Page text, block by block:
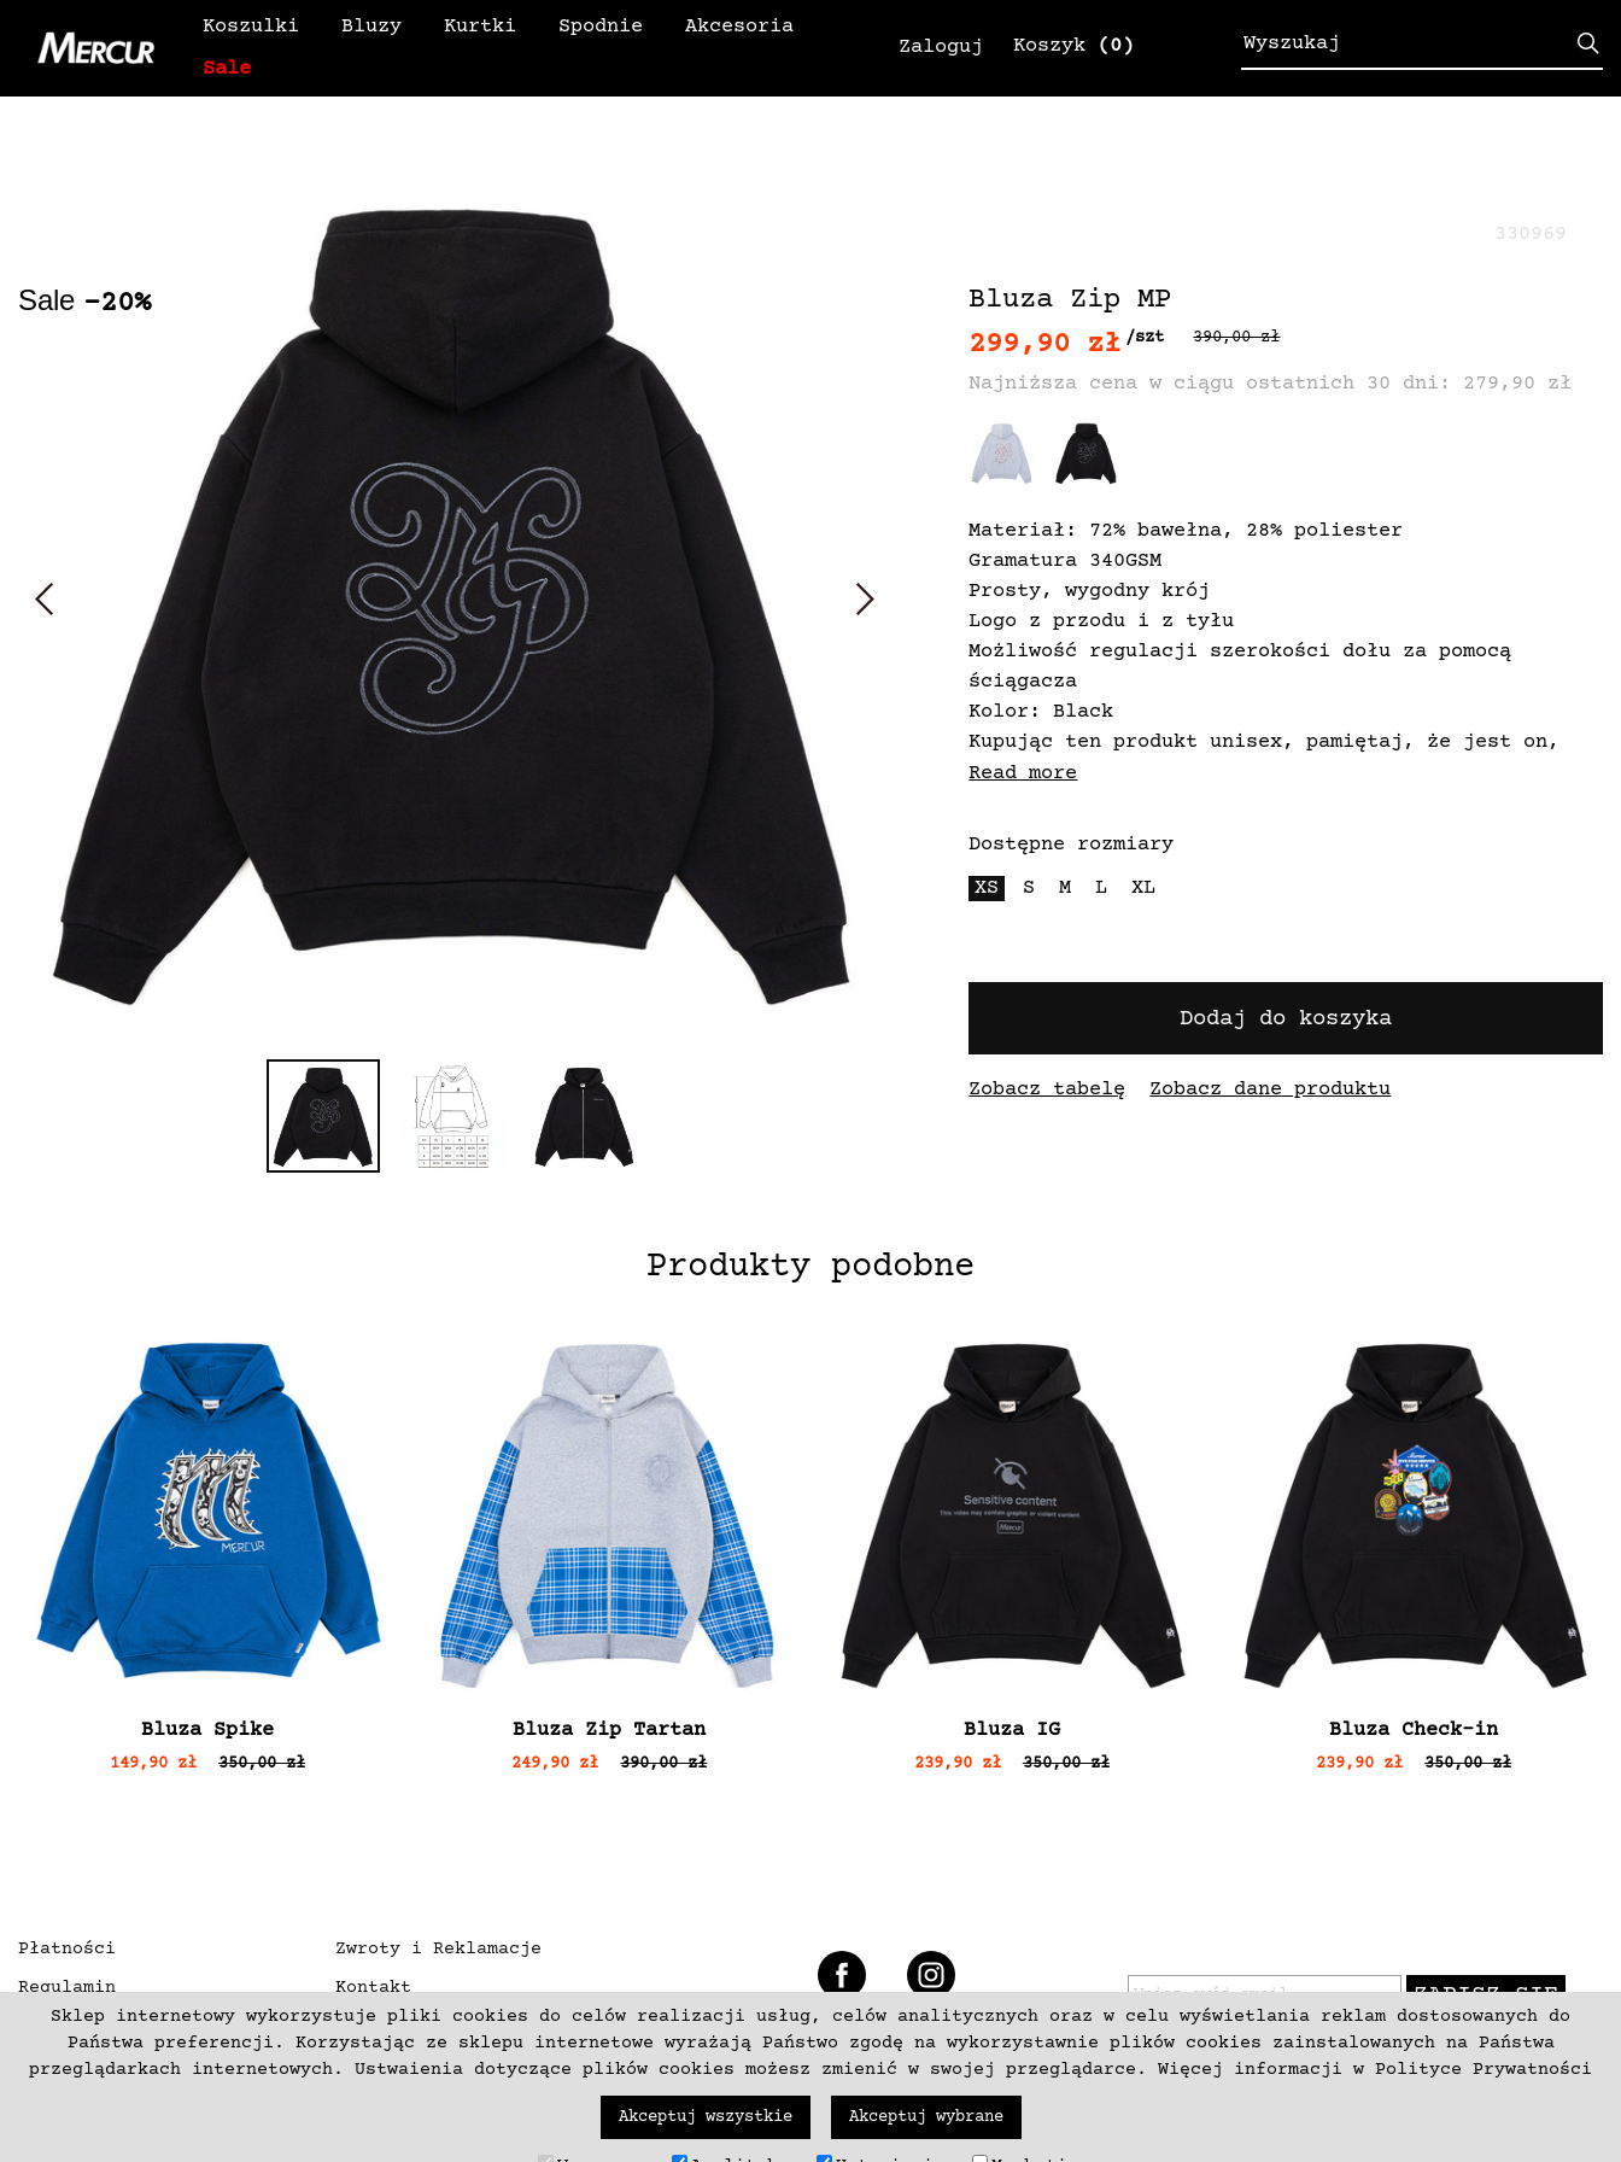
Sklep internetowy wykorzystuje pliki cookies do celów realizacji usług, celów analitycznych oraz w celu wyświetlania reklam dostosowanych do
Państwa preferencji. Korzystając ze sklepu internetowe wyrażają Państwo zgodę na wykorzystawnie plików cookies zainstalowanych na Państwa
przeglądarkach internetowych. Ustwaienia dotyczące plików cookies możesz zmienić w swojej przeglądarce. Więcej informacji w Polityce Prywatności
Akceptuj wszystkie Akceptuj wybrane
Koszyk (0)
Zaloguj
Koszulki Bluzy Kurtki Spodnie
Akcesoria
Sale
Sale -20% Bluza Zip MP
330969
299,90 zł /szt 390,00 zł
Najniższa cena w ciągu ostatnich 30 dni: 279,90 zł
Materiał: 72% bawełna, 28% poliester
Gramatura 340GSM
Prosty, wygodny krój
Logo z przodu i z tyłu
Możliwość regulacji szerokości dołu za pomocą
ściągacza
Kolor: Black
Kupując ten produkt unisex, pamiętaj, że jest on,
klasyfikowany według standardowych rozmiarów męskich
Read more
Dostępne rozmiary
XS
S M L XL
Dodaj do koszyka
Zobacz tabelę Zobacz dane produktu
Produkty podobne
Bluza Spike
149,90 zł 350,00 zł
Bluza Zip Tartan
249,90 zł 390,00 zł
Bluza IG
239,90 zł 350,00 zł
Bluza Check-in
239,90 zł 350,00 zł
ZAPISZ SIĘ
Płatności
Regulamin
Polityka prywatności
Deklaracja dostępności
Zwroty i Reklamacje
Kontakt
O nas
+48 537797700
(C) 2003-2026 Copyright mercurproject.com. Wszelkie prawa zastrzeżone. Wykonanieneki.pl